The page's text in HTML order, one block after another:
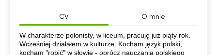
CV O mnie
CV
W charakterze polonisty, w liceum, pracuję już piąty rok.
Wcześniej działałem w kulturze. Kocham język polski,
kocham "robić" w słowie - oprócz nauczania polskiego